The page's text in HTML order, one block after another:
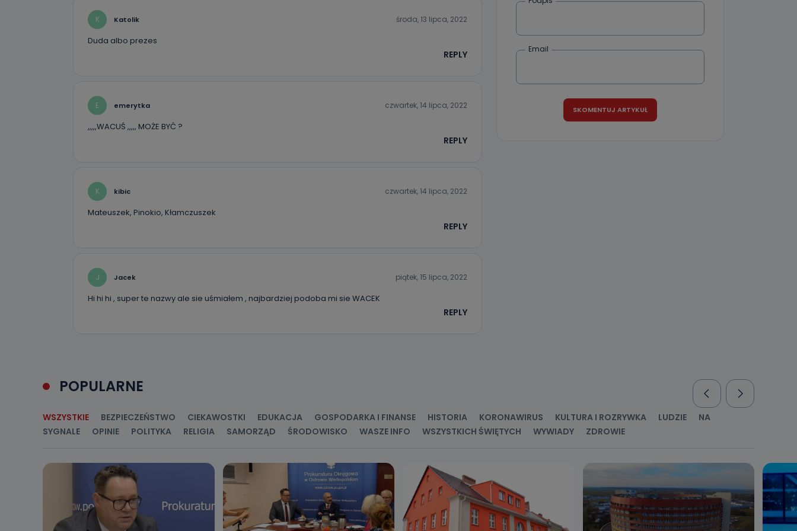
19 dostępu do danych osobowych dotyczących Państwa oraz uzyskania ich kopii, a także żądania
ich sprostowania, usunięcia danych, ograniczenia ich przetwarzania oraz prawo wniesienia
Do kiedy Państwa dane osobowe będą przechowywane?
Jakie dane osobowe przetwarzamy?
adres korespondencyjny. Odbiorcą Pastwa danych osobowych są pracownicy i współpracownicy
Można to zrobić pod numerem telefonu 62 735-51-05 lub e-mailowo pod adresem:
K Katolik środa, 13 lipca, 2022
Duda albo prezes
REPLY
E emerytka czwartek, 14 lipca, 2022
,,,,,WACUŚ ,,,,, MOŻE BYĆ ?
REPLY
K kibic czwartek, 14 lipca, 2022
Mateuszek, Pinokio, Kłamczuszek
REPLY
J Jacek piątek, 15 lipca, 2022
Hi hi hi , super te nazwy ale sie uśmiałem , najbardziej podoba mi sie WACEK
REPLY
Email
POPULARNE
WSZYSTKIE BEZPIECZEŃSTWO CIEKAWOSTKI EDUKACJA GOSPODARKA I FINANSE HISTORIA KORONAWIRUS KULTURA I ROZRYWKA LUDZIE
NA
SYGNALE
OPINIE POLITYKA RELIGIA SAMORZĄD ŚRODOWISKO WASZE INFO WSZYSTKICH ŚWIĘTYCH WYWIADY ZDROWIE